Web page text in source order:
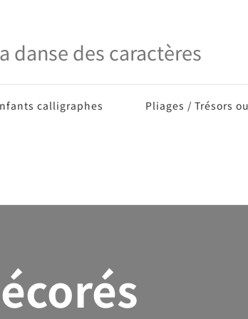
danse des caractères
calligraphes Pliages / Trésors